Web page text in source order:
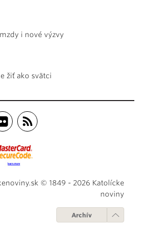
i nové výzvy
žiť ako svätci
© 1849 - 2026 Katolícke
noviny
Archív